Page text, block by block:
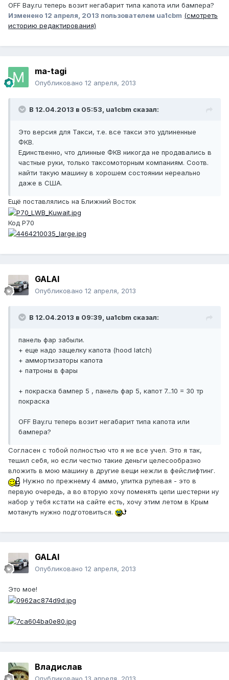
OFF Bay.ru теперь возит негабарит типа капота или бампера?
Изменено 12 апреля, 2013 пользователем ua1cbm (смотреть
историю редактирования)
ma-tagi
Опубликовано 12 апреля, 2013
В 12.04.2013 в 05:53, ua1cbm сказал:
Это версия для Такси, т.е. все такси это удлиненные
ФКВ.
Единственно, что длинные ФКВ никогда не продавались в
частные руки, только таксомоторным компаниям. Соотв.
найти такую машину в хорошем состоянии нереально
даже в США.
Ещё поставлялись на Ближний Восток
Код P70
GALAI
Опубликовано 12 апреля, 2013
В 12.04.2013 в 09:39, ua1cbm сказал:
панель фар забыли.
+ еще надо защелку капота (hood latch)
+ аммортизаторы капота
+ патроны в фары
+ покраска бампер 5 , панель фар 5, капот 7...10 = 30 тр
покраска
OFF Bay.ru теперь возит негабарит типа капота или
бампера?
Согласен с тобой полностью что я не все учел. Это я так,
тешил себя, но если честно такие деньги целесообразно
вложить в мою машину в другие вещи нежли в фейслифтинг.
Нужно по прежнему 4 аммо, улитка рулевая - это в
первую очередь, а во вторую хочу поменять цепи шестерни ну
набор у тебя кстати на сайте есть, хочу этим летом в Крым
мотануть нужно подготовиться.
GALAI
Опубликовано 12 апреля, 2013
Это мое!
Владислав